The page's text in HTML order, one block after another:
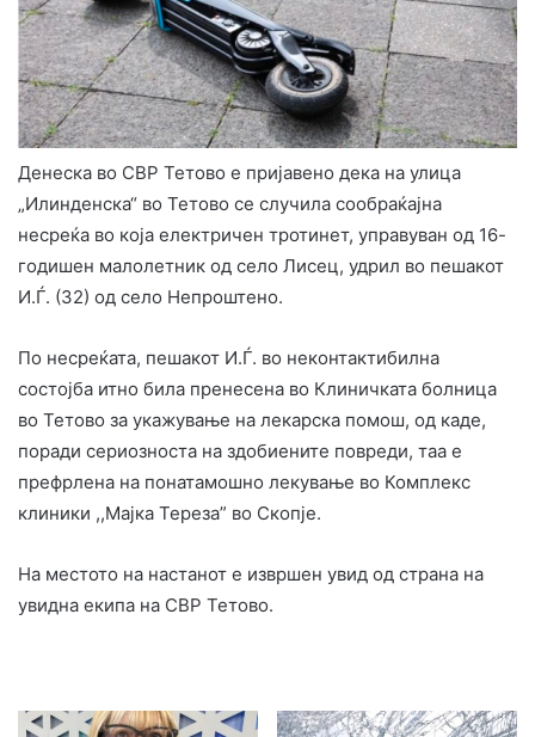
Денеска во СВР Тетово е пријавено дека на улица
„Илинденска“ во Тетово се случила сообраќајна
несреќа во која електричен тротинет, управуван од 16-
годишен малолетник од село Лисец, удрил во пешакот
И.Ѓ. (32) од село Непроштено.
По несреќата, пешакот И.Ѓ. во неконтактибилна
состојба итно била пренесена во Клиничката болница
во Тетово за укажување на лекарска помош, од каде,
поради сериозноста на здобиените повреди, таа е
префрлена на понатамошно лекување во Комплекс
клиники ,,Мајка Тереза” во Скопје.
На местото на настанот е извршен увид од страна на
увидна екипа на СВР Тетово.